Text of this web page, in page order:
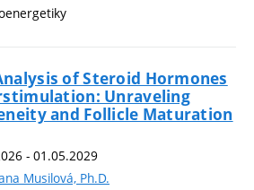
of Steroid Hormones
Unraveling
and Follicle Maturation
- 01.05.2029
Musilová, Ph.D.